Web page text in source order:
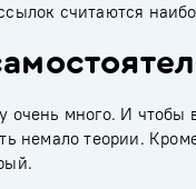
считаются
очень много. И чтобы
немало теории.